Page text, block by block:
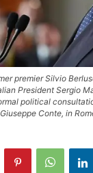
premier Silvio
President Sergio
political
Conte, in